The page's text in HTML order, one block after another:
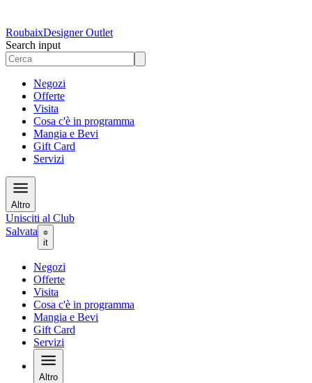
RoubaixDesigner Outlet
Search input
Negozi
Offerte
Visita
Cosa c'è in programma
Mangia e Bevi
Gift Card
Servizi
Altro
Unisciti al Club
Salvata
it
Negozi
Offerte
Visita
Cosa c'è in programma
Mangia e Bevi
Gift Card
Servizi
Altro